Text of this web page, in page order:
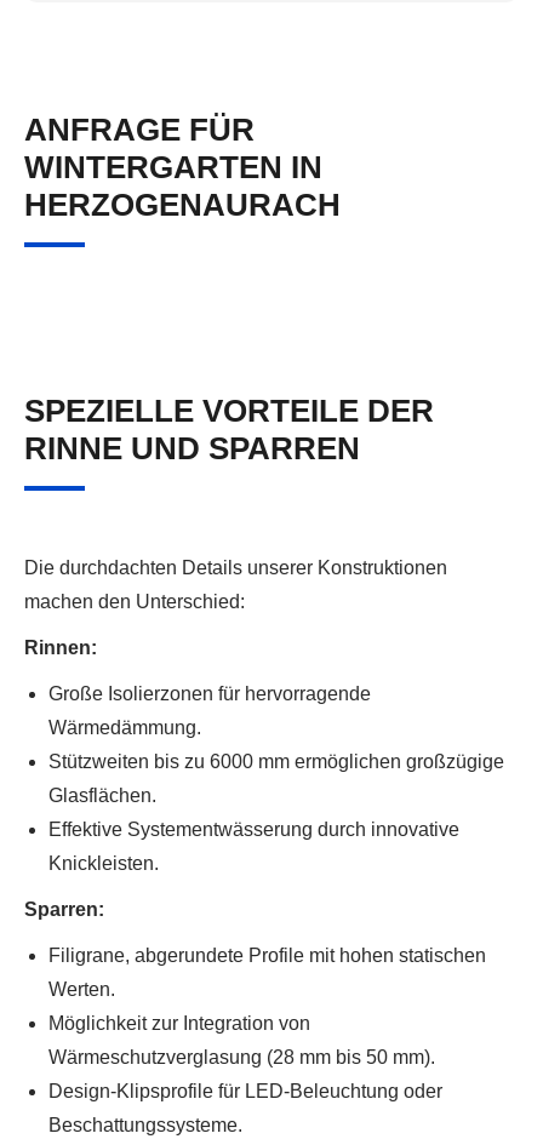
ANFRAGE FÜR
WINTERGARTEN IN
HERZOGENAURACH
SPEZIELLE VORTEILE DER
RINNE UND SPARREN
Die durchdachten Details unserer Konstruktionen
machen den Unterschied:
Rinnen:
Große Isolierzonen für hervorragende
Wärmedämmung.
Stützweiten bis zu 6000 mm ermöglichen großzügige
Glasflächen.
Effektive Systementwässerung durch innovative
Knickleisten.
Sparren:
Filigrane, abgerundete Profile mit hohen statischen
Werten.
Möglichkeit zur Integration von
Wärmeschutzverglasung (28 mm bis 50 mm).
Design-Klipsprofile für LED-Beleuchtung oder
Beschattungssysteme.